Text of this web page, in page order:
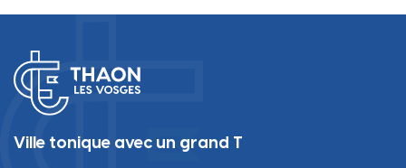
Ville tonique avec un grand T